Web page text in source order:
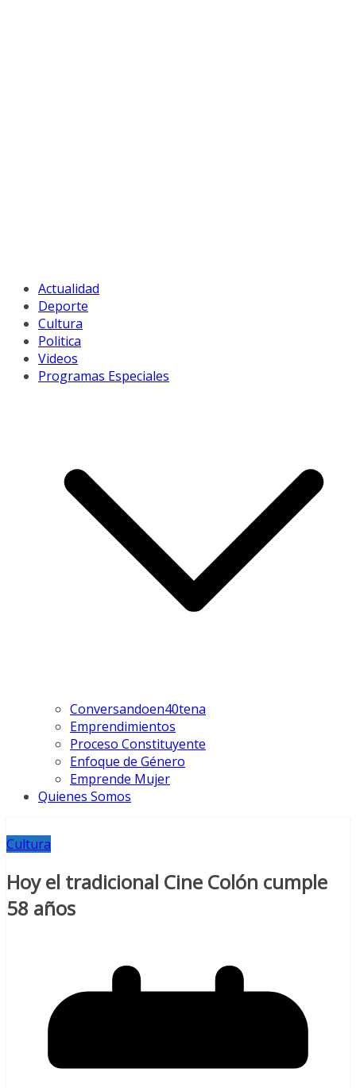
Actualidad
Deporte
Cultura
Politica
Videos
Programas Especiales
Conversandoen40tena
Emprendimientos
Proceso Constituyente
Enfoque de Género
Emprende Mujer
Quienes Somos
Cultura
Hoy el tradicional Cine Colón cumple
58 años